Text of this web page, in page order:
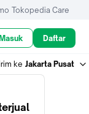
Tokopedia Care
Daftar
ke Jakarta Pusat